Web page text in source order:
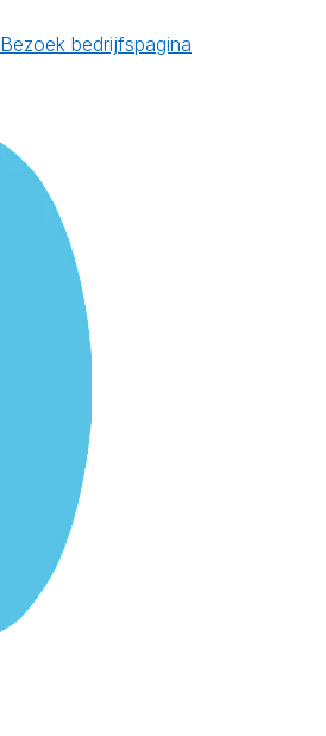
Bezoek bedrijfspagina